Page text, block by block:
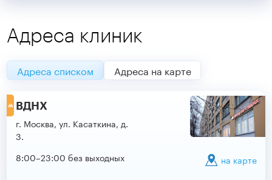
Адреса клиник
Адреса списком Адреса на карте
ВДНХ
г. Москва, ул. Касаткина, д.
3.
на карте
8:00–23:00 без выходных